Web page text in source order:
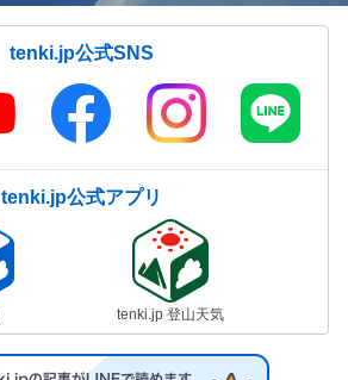
tenki.jp公式SNS
tenki.jp公式アプリ
tenki.jp 登山天気